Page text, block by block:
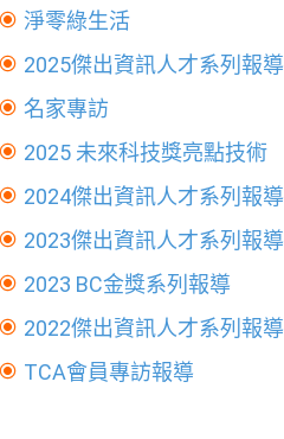
淨零綠生活
2025傑出資訊人才系列報導
名家專訪
2025 未來科技獎亮點技術
2024傑出資訊人才系列報導
2023傑出資訊人才系列報導
2023 BC金獎系列報導
2022傑出資訊人才系列報導
TCA會員專訪報導